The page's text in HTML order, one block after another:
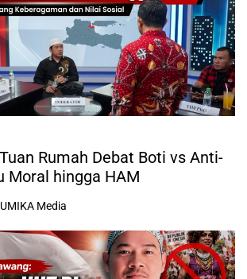
Rumah Debat Boti vs Anti-
Moral hingga HAM
UMIKA Media